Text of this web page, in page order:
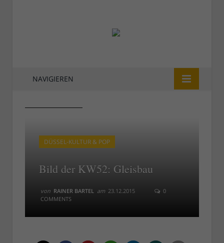
NAVIGIEREN
DÜSSEL-KULTUR & POP
Bild der KW52: Gleisbau
von RAINER BARTEL am 23.12.2015
0
COMMENTS